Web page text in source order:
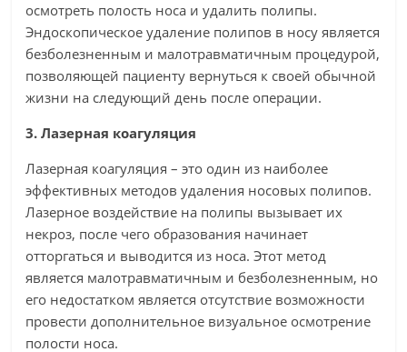
осмотреть полость носа и удалить полипы.
Эндоскопическое удаление полипов в носу является
безболезненным и малотравматичным процедурой,
позволяющей пациенту вернуться к своей обычной
жизни на следующий день после операции.
3. Лазерная коагуляция
Лазерная коагуляция – это один из наиболее
эффективных методов удаления носовых полипов.
Лазерное воздействие на полипы вызывает их
некроз, после чего образования начинает
отторгаться и выводится из носа. Этот метод
является малотравматичным и безболезненным, но
его недостатком является отсутствие возможности
провести дополнительное визуальное осмотрение
полости носа.